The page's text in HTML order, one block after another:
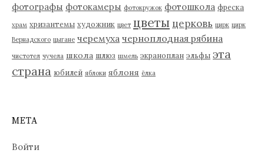
фотографы фотокамеры фотокружок фотошкола фреска
храм хризантемы художник цвет цветы церковь цирк цирк
Вернадского цыгане черемуха черноплодная рябина
чистотел чучела школа шлюз шмель экраноплан эльфы эта
страна юбилей яблоки яблоня ёлка
МЕТА
Войти